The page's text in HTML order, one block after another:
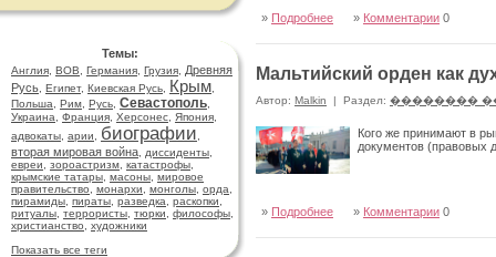
Темы:
Англия ВОВ Германия Грузия
Древняя
Русь Египет, Киевская Русь Крым
Польша
Рим Русь Севастополь
Украина
Франция Херсонес Япония
адвокаты арии биографии
вторая мировая война диссиденты
евреи
зороастризм катастрофы
крымские татары масоны мировое
правительство
монархи монголы орда
пирамиды пираты разведка раскопки
ритуалы террористы тюрки философы
христианство
художники
Показать все теги
» Подробнее » Комментарии 0
Мальтийский орден как
Автор: Malkin | Раздел: ��������
Кого же принимают в
документов (правовых
» Подробнее » Комментарии 0